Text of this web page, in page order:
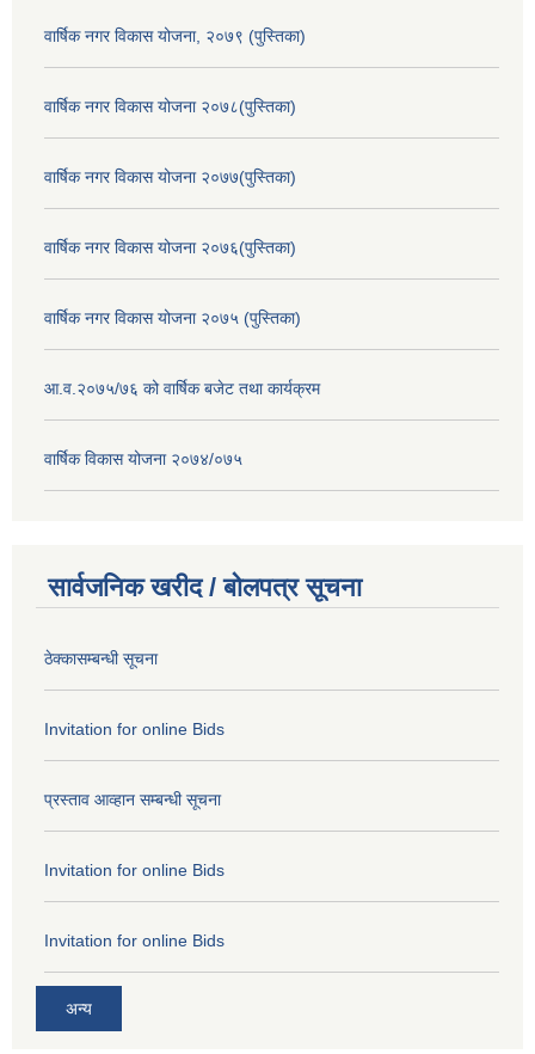
वार्षिक नगर विकास योजना, २०७९ (पुस्तिका)
वार्षिक नगर विकास योजना २०७८(पुस्तिका)
वार्षिक नगर विकास योजना २०७७(पुस्तिका)
वार्षिक नगर विकास योजना २०७६(पुस्तिका)
वार्षिक नगर विकास योजना २०७५ (पुस्तिका)
आ.व.२०७५/७६ को वार्षिक बजेट तथा कार्यक्रम
वार्षिक विकास योजना २०७४/०७५
सार्वजनिक खरीद / बोलपत्र सूचना
ठेक्कासम्बन्धी सूचना
Invitation for online Bids
प्रस्ताव आव्हान सम्बन्धी सूचना
Invitation for online Bids
Invitation for online Bids
अन्य